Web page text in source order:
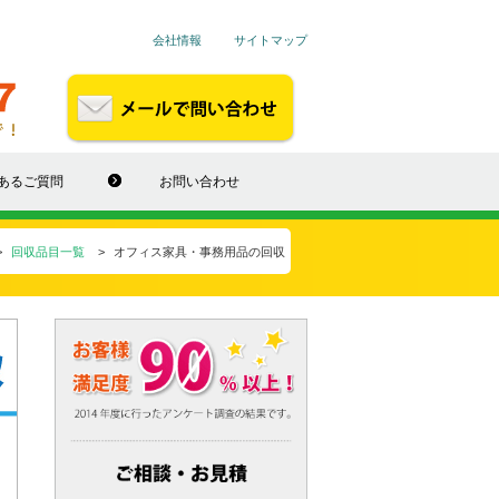
会社情報 サイトマップ
るご質問 お問い合わせ
回収品目一覧 オフィス家具・事務用品の回収